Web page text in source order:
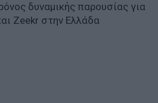
δυναμικής παρουσίας για
Zeekr στην Ελλάδα